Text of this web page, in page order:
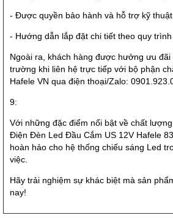
- Được quyền bảo hành và hỗ trợ kỹ
- Hướng dẫn lắp đặt chi tiết theo quy trình
Ngoài ra, khách hàng được hưởng ưu
trường khi liên hệ trực tiếp với bộ phận
Hafele VN qua điện thoại/Zalo:
9:
Với những đặc điểm nổi bật về chất
Điện Đèn Led Đầu Cắm US 12V Hafele
hoàn hảo cho hệ thống chiếu sáng Led
việc.
Hãy trải nghiệm sự khác biệt mà sản
nay!